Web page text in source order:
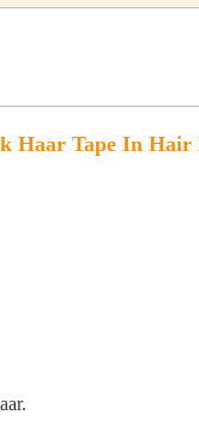
Haar Tape In Hair